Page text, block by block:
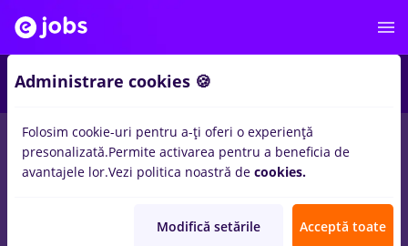
locuri de muncabirou notarialinStrainatatepentru
Constructii / Instalatii
Administrare cookies 🍪
Folosim cookie-uri pentru a-ți oferi o experiență
presonalizată.Permite activarea pentru a beneficia de
avantajele lor.Vezi politica noastră de cookies.
Modifică setările Acceptă toate